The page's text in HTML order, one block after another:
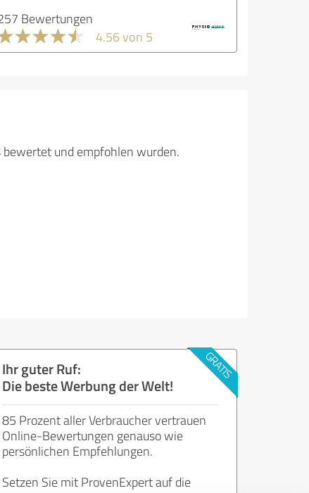
Bewertungen
4.56 von 5
bewertet und empfohlen wurden.
Ihr guter Ruf:
Die beste Werbung der Welt!
85 Prozent aller Verbraucher vertrauen
Online-Bewertungen genauso wie
persönlichen Empfehlungen.
Setzen Sie mit ProvenExpert auf die